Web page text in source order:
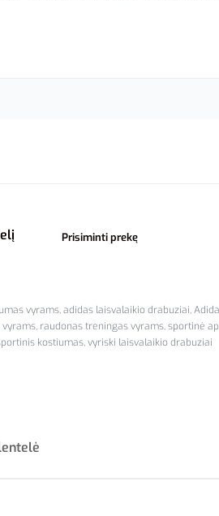
Prisiminti prekę
vyrams,adidas laisvalaikio drabuziai,
vyrams, raudonas treningas vyrams,sportinė
kostiumas,vyriski laisvalaikio drabuziai